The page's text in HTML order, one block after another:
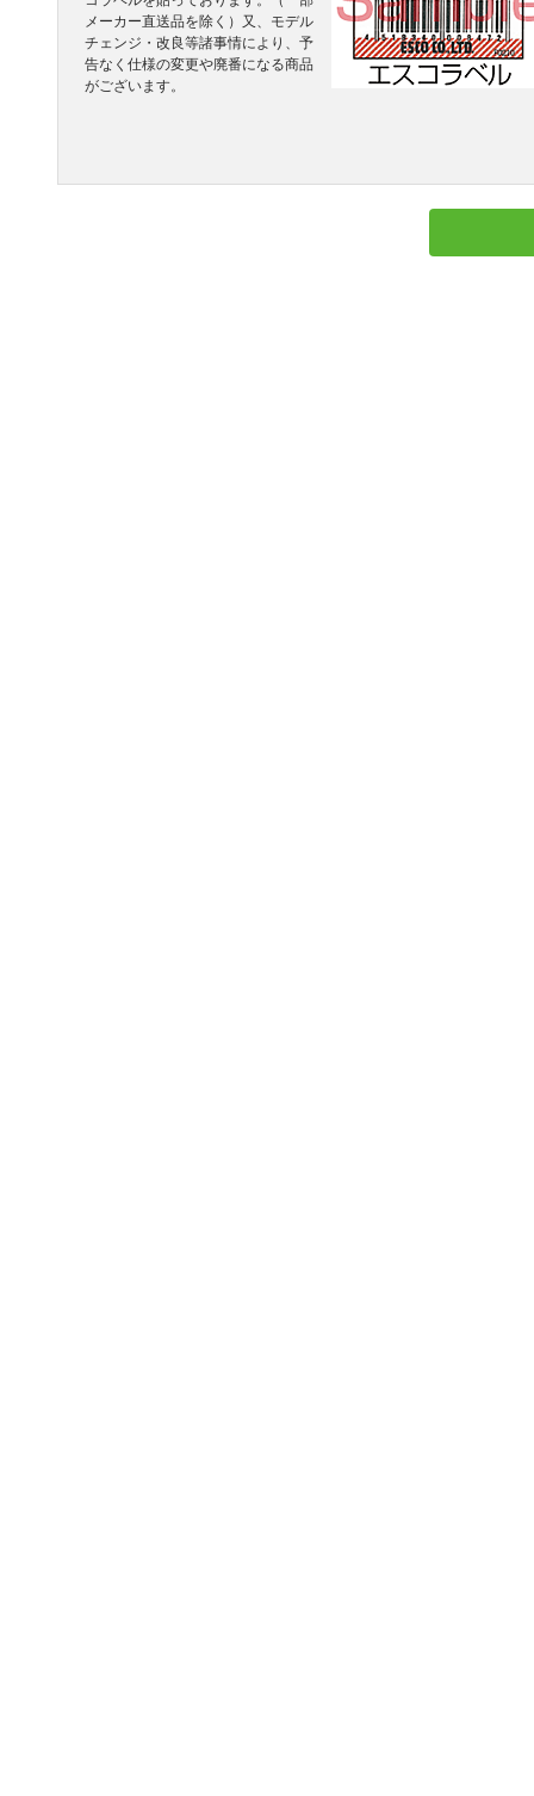
メーカー直送品を除く）又、モデル
チェンジ・改良等諸事情により、予
告なく仕様の変更や廃番になる商品
がございます。